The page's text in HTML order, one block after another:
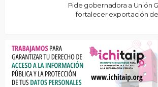
Pide gobernadora a Unión
fortalecer exportación